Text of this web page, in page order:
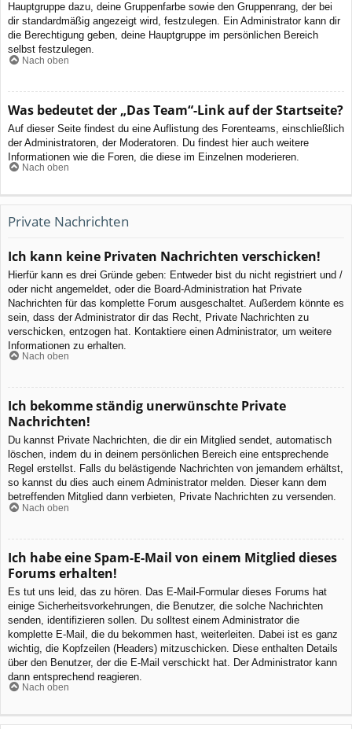
Hauptgruppe dazu, deine Gruppenfarbe sowie den Gruppenrang, der bei
dir standardmäßig angezeigt wird, festzulegen. Ein Administrator kann dir
die Berechtigung geben, deine Hauptgruppe im persönlichen Bereich
selbst festzulegen.
Nach oben
Was bedeutet der „Das Team“-Link auf der Startseite?
Auf dieser Seite findest du eine Auflistung des Forenteams, einschließlich
der Administratoren, der Moderatoren. Du findest hier auch weitere
Informationen wie die Foren, die diese im Einzelnen moderieren.
Nach oben
Private Nachrichten
Ich kann keine Privaten Nachrichten verschicken!
Hierfür kann es drei Gründe geben: Entweder bist du nicht registriert und /
oder nicht angemeldet, oder die Board-Administration hat Private
Nachrichten für das komplette Forum ausgeschaltet. Außerdem könnte es
sein, dass der Administrator dir das Recht, Private Nachrichten zu
verschicken, entzogen hat. Kontaktiere einen Administrator, um weitere
Informationen zu erhalten.
Nach oben
Ich bekomme ständig unerwünschte Private
Nachrichten!
Du kannst Private Nachrichten, die dir ein Mitglied sendet, automatisch
löschen, indem du in deinem persönlichen Bereich eine entsprechende
Regel erstellst. Falls du belästigende Nachrichten von jemandem erhältst,
so kannst du dies auch einem Administrator melden. Dieser kann dem
betreffenden Mitglied dann verbieten, Private Nachrichten zu versenden.
Nach oben
Ich habe eine Spam-E-Mail von einem Mitglied dieses
Forums erhalten!
Es tut uns leid, das zu hören. Das E-Mail-Formular dieses Forums hat
einige Sicherheitsvorkehrungen, die Benutzer, die solche Nachrichten
senden, identifizieren sollen. Du solltest einem Administrator die
komplette E-Mail, die du bekommen hast, weiterleiten. Dabei ist es ganz
wichtig, die Kopfzeilen (Headers) mitzuschicken. Diese enthalten Details
über den Benutzer, der die E-Mail verschickt hat. Der Administrator kann
dann entsprechend reagieren.
Nach oben